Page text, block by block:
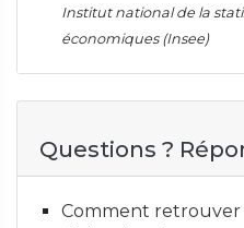
Institut national de la
économiques (Insee)
Questions ?
Comment